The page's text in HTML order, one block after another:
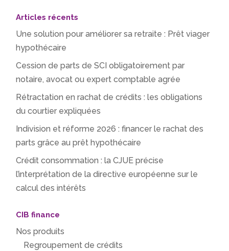
Articles récents
Une solution pour améliorer sa retraite : Prêt viager
hypothécaire
Cession de parts de SCI obligatoirement par
notaire, avocat ou expert comptable agrée
Rétractation en rachat de crédits : les obligations
du courtier expliquées
Indivision et réforme 2026 : financer le rachat des
parts grâce au prêt hypothécaire
Crédit consommation : la CJUE précise
l’interprétation de la directive européenne sur le
calcul des intérêts
CIB finance
Nos produits
Regroupement de crédits